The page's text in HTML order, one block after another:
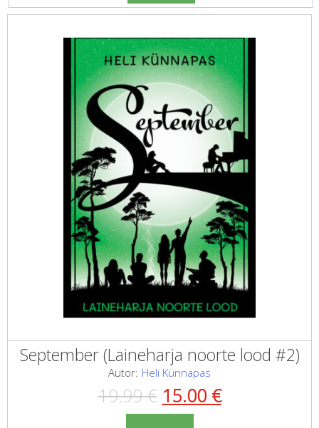
oli:
25.00 €.
is:
19.99 €.
September (Laineharja noorte lood #2)
Autor: Heli Künnapas
19.99€ Algne
15.00 €Current